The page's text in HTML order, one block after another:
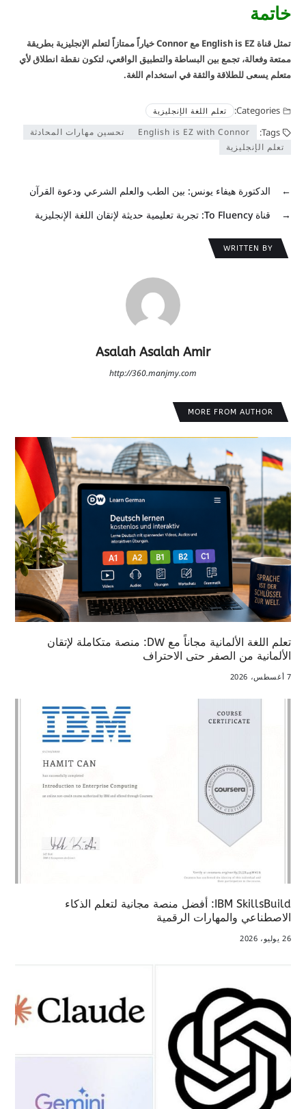
خاتمة
تمثل قناة English is EZ مع Connor خياراً ممتازاً لتعلم الإنجليزية بطريقة
ممتعة وفعالة، تجمع بين البساطة والتطبيق الواقعي، لتكون نقطة انطلاق لأي
متعلم يسعى للطلاقة والثقة في استخدام اللغة.
Categories: تعلم اللغة الإنجليزية
Tags:
English is EZ with Connor
تحسين مهارات المحادثة
تعلم الإنجليزية
←
الدكتورة هيفاء يونس: بين الطب والعلم الشرعي ودعوة القرآن
→
قناة To Fluency: تجربة تعليمية حديثة لإتقان اللغة الإنجليزية
WRITTEN BY
Asalah Asalah Amir
http://360.manjmy.com
MORE FROM AUTHOR
تعلم اللغة الألمانية مجاناً مع DW: منصة متكاملة لإتقان
الألمانية من الصفر حتى الاحتراف
7 أغسطس، 2026
IBM SkillsBuild: أفضل منصة مجانية لتعلم الذكاء
الاصطناعي والمهارات الرقمية
26 يوليو، 2026